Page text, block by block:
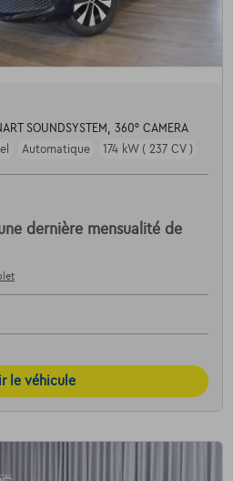
SOUNDSYSTEM, 360° CAMERA
Automatique 174 kW ( 237 CV )
dernière mensualité de
le véhicule